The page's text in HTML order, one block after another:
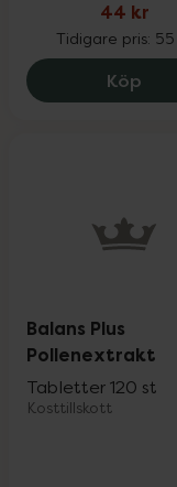
44 kr
Tidigare pris:
Köp
Balans Plus
Pollenextrakt
Tabletter 120 st
Kosttillskott